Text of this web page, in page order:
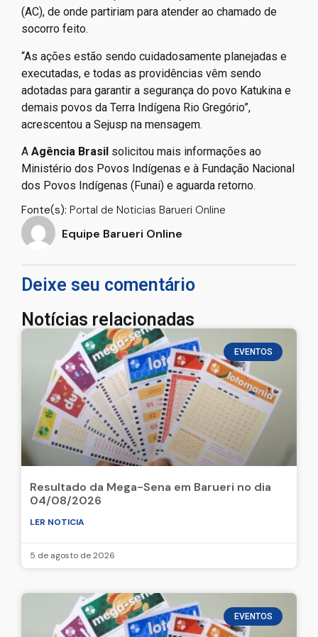
(AC), de onde partiriam para atender ao chamado de
socorro feito.
“As ações estão sendo cuidadosamente planejadas e
executadas, e todas as providências vêm sendo
adotadas para garantir a segurança do povo Katukina e
demais povos da Terra Indígena Rio Gregório”,
acrescentou a Sejusp na mensagem.
A Agência Brasil solicitou mais informações ao
Ministério dos Povos Indígenas e à Fundação Nacional
dos Povos Indígenas (Funai) e aguarda retorno.
Fonte(s): Portal de Noticias Barueri Online
Equipe Barueri Online
Deixe seu comentário
Notícias relacionadas
EVENTOS
Resultado da Mega-Sena em Barueri no dia
04/08/2026
LER NOTICIA
5 de agosto de 2026
EVENTOS